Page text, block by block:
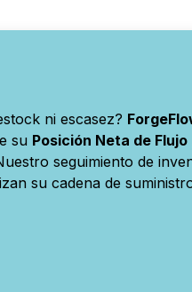
ni escasez?
su Posición Neta de Flujo
seguimiento de
su cadena de